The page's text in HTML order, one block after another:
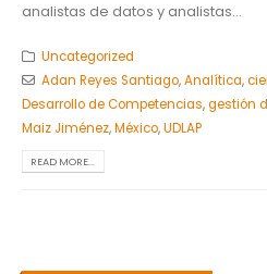
analistas de datos y analistas...
Uncategorized
Adan Reyes Santiago,Analítica,
Desarrollo de Competencias,gestión
Maiz Jiménez,México,UDLAP
READ MORE...